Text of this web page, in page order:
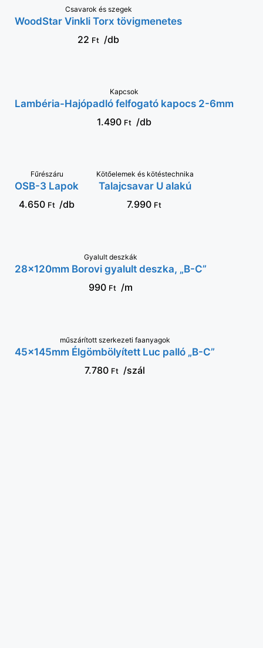
VÁLASSZ OPCIÓT
Csavarok és szegek
WoodStar Vinkli Torx tövigmenetes
22 Ft /db
KOSÁRBA
Kapcsok
Lambéria-Hajópadló felfogató kapocs 2-6mm
1.490 Ft /db
VÁLASSZ
OPCIÓT
Fűrészáru
OSB-3 Lapok
4.650 Ft /db
KOSÁRBA
Kötőelemek és kötéstechnika
Talajcsavar U alakú
7.990 Ft
KOSÁRBA
Gyalult deszkák
28x120mm Borovi gyalult deszka, „B-C”
990 Ft /m
KOSÁRBA
műszárított szerkezeti faanyagok
45x145mm Élgömbölyített Luc palló „B-C”
7.780 Ft /szál